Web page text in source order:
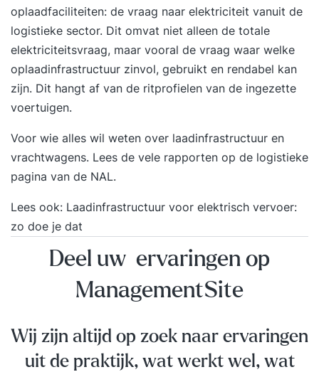
oplaadfaciliteiten: de vraag naar elektriciteit vanuit de
logistieke sector. Dit omvat niet alleen de totale
elektriciteitsvraag, maar vooral de vraag waar welke
oplaadinfrastructuur zinvol, gebruikt en rendabel kan
zijn. Dit hangt af van de ritprofielen van de ingezette
voertuigen.
Voor wie alles wil weten over laadinfrastructuur en
vrachtwagens. Lees de vele rapporten op de logistieke
pagina van de NAL.
Lees ook: Laadinfrastructuur voor elektrisch vervoer:
zo doe je dat
Deel uw ervaringen op
ManagementSite
Wij zijn altijd op zoek naar ervaringen
uit de praktijk, wat werkt wel, wat